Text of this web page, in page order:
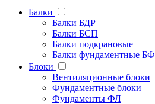
Балки
Балки БДР
Балки БСП
Балки подкрановые
Балки фундаментные БФ
Блоки
Вентиляционные блоки
Фундаментные блоки
Фундаменты ФЛ